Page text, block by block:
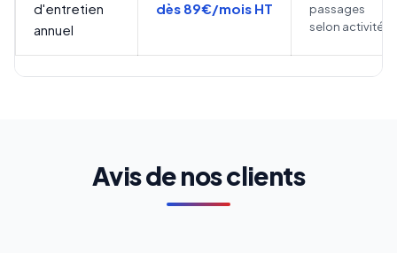
d'entretien
annuel
dès 89€/mois HT
passages
selon activité
Avis de nos clients